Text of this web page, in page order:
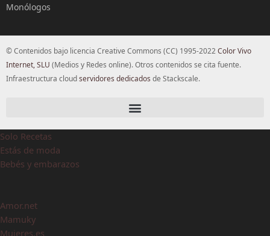
Monólogos
© Contenidos bajo licencia Creative Commons (CC) 1995-2022Color Vivo
Internet, SLU (Medios y Redes online). Otros contenidos se cita fuente.
Infraestructura cloudservidores dedicados de Stackscale.
Solo Recetas
Estás de moda
Bebés y embarazos
Amor.net
Mamuky
Mujeres.es